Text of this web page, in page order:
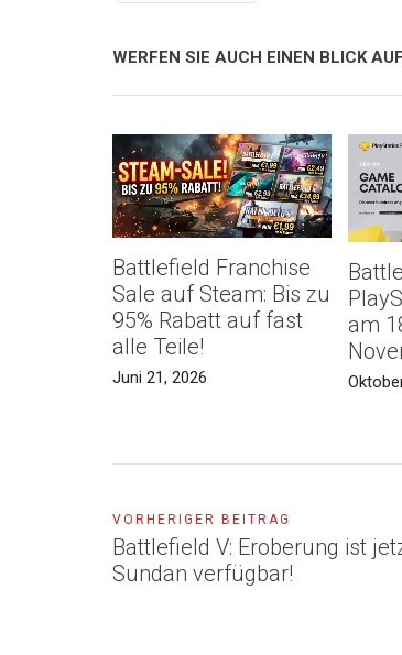
WERFEN SIE AUCH EINEN BLICK
Battlefield Franchise
Sale auf Steam: Bis zu
95% Rabatt auf fast
alle Teile!
Juni 21, 2026
am
VORHERIGER BEITRAG
Battlefield V: Eroberung ist
Sundan verfügbar!